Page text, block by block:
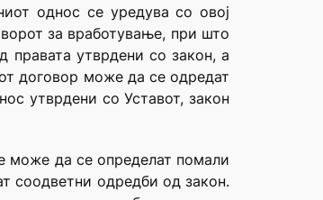
однос се уредува со овој
за вработување, при што
утврдени со закон, а
договор може да се одредат
утврдени со Уставот, закон
може да се определат помали
соодветни одредби од закон.